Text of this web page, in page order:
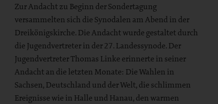
Zur Andacht zu Beginn der Sondertagung
versammelten sich die Synodalen am Abend in der
Dreikönigskirche. Die Andacht wurde gestaltet durch
die Jugendvertreter in der 27. Landessynode. Der
Jugendvertreter Thomas Linke erinnerte in seiner
Andacht an die letzten Monate: Die Wahlen in
Sachsen, Deutschland und der Welt, die schlimmen
Ereignisse wie in Halle und Hanau, den warmen